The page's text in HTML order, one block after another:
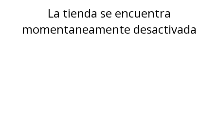
La tienda se encuentra
momentaneamente desactivada